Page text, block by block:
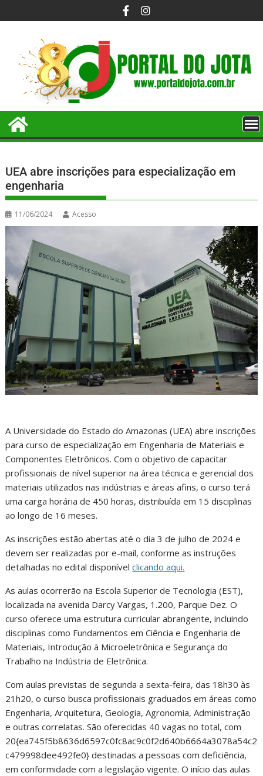
UEA abre inscrições para especialização em
engenharia
11/06/2024 Acesso
A Universidade do Estado do Amazonas (UEA) abre inscrições
para curso de especialização em Engenharia de Materiais e
Componentes Eletrônicos. Com o objetivo de capacitar
profissionais de nível superior na área técnica e gerencial dos
materiais utilizados nas indústrias e áreas afins, o curso terá
uma carga horária de 450 horas, distribuída em 15 disciplinas
ao longo de 16 meses.
As inscrições estão abertas até o dia 3 de julho de 2024 e
devem ser realizadas por e-mail, conforme as instruções
detalhadas no edital disponívelclicando aqui.
As aulas ocorrerão na Escola Superior de Tecnologia (EST),
localizada na avenida Darcy Vargas, 1.200, Parque Dez. O
curso oferece uma estrutura curricular abrangente, incluindo
disciplinas como Fundamentos em Ciência e Engenharia de
Materiais, Introdução à Microeletrônica e Segurança do
Trabalho na Indústria de Eletrônica.
Com aulas previstas de segunda a sexta-feira, das 18h30 às
21h20, o curso busca profissionais graduados em áreas como
Engenharia, Arquitetura, Geologia, Agronomia, Administração
e outras correlatas. São oferecidas 40 vagas no total, com
20{ea745f5b8636d6597c0fc8ac9c0f2d640b6664a3078a54c2
c479998dee492fe0} destinadas a pessoas com deficiência,
em conformidade com a legislação vigente. O início das aulas